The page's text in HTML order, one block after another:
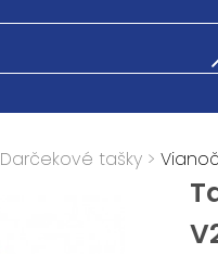
Darčekové tašky >